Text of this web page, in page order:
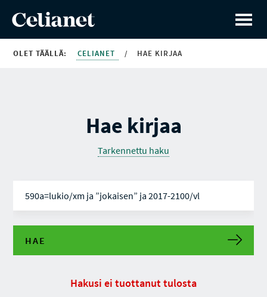
OLET TÄÄLLÄ: CELIANET / HAE KIRJAA
Hae kirjaa
Tarkennettu haku
HAE
Hakusi ei tuottanut tulosta